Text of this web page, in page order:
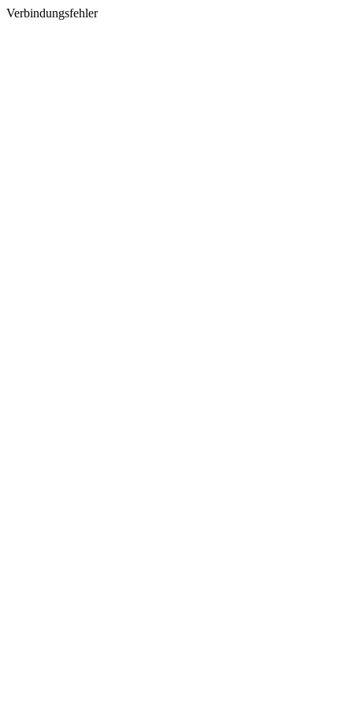
Verbindungsfehler